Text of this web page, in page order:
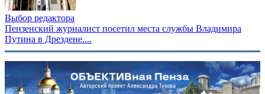
Выбор редактора
Пензенский журналист посетил места службы Владимира
Путина в Дрездене....